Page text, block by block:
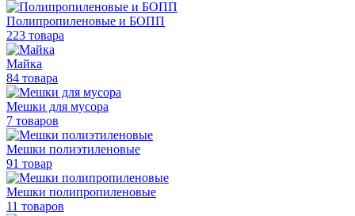
Полипропиленовые и БОПП
223 товара
Майка
84 товара
Мешки для мусора
7 товаров
Мешки полиэтиленовые
91 товар
Мешки полипропиленовые
11 товаров